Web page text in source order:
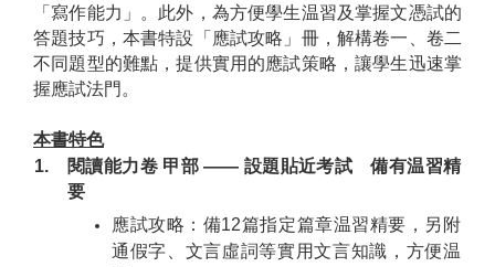
「寫作能力」。此外，為方便學生温習及掌握文憑試的
答題技巧，本書特設「應試攻略」冊，解構卷一、卷二
不同題型的難點，提供實用的應試策略，讓學生迅速掌
握應試法門。
本書特色
1.
閱讀能力卷 甲部 —— 設題貼近考試 備有温習精
要
應試攻略：備12篇指定篇章温習精要，另附
通假字、文言虛詞等實用文言知識，方便温